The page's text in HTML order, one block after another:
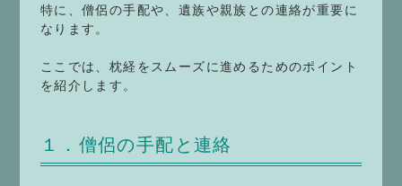
特に、僧侶の手配や、遺族や親族との連絡が重要に
なります。
ここでは、枕経をスムーズに進めるためのポイント
を紹介します。
１．僧侶の手配と連絡